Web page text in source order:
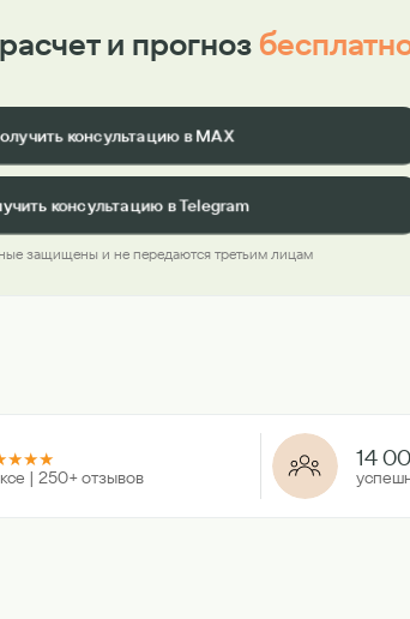
и прогноз
консультацию в MAX
консультацию в Telegram
защищены и не передаются третьим лицам
★★★
| 250+ отзывов
14